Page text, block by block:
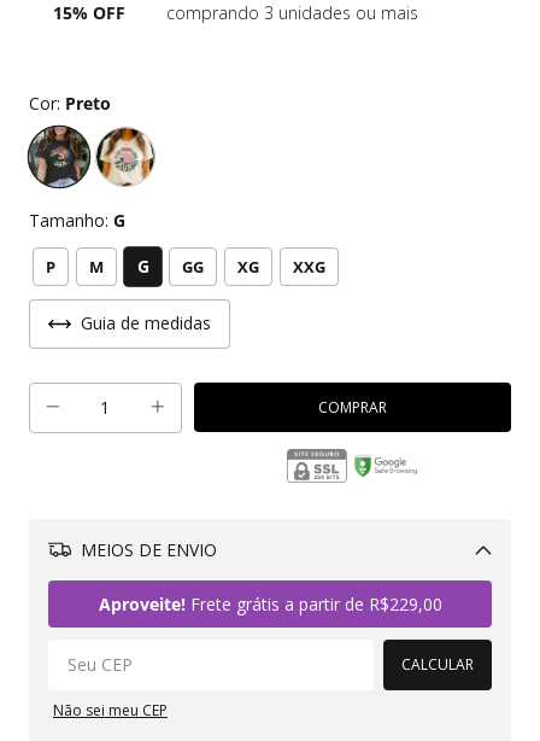
15% OFF
comprando 3 unidades ou mais
Cor: Preto
Tamanho: G
P M G GG XG XXG
Guia de medidas
MEIOS DE ENVIO
Aproveite!Frete grátis a partir de R$229,00
CALCULAR
Não sei meu CEP